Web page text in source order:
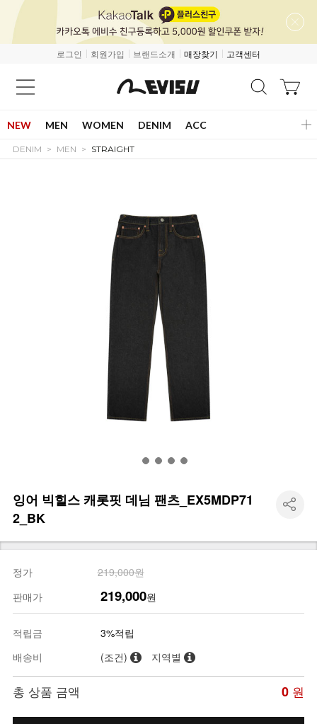
로그인 회원가입 브랜드소개 매장찾기 고객센터
NEW MEN WOMEN DENIM ACC
DENIM MEN STRAIGHT
잉어 빅힐스 캐롯핏 데님 팬츠_EX5MDP71
2_BK
정가
219,000원
판매가
219,000원
적립금
3%적립
배송비
(조건) 지역별
총 상품 금액 0 원